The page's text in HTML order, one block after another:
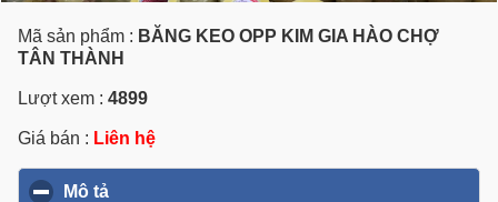
Mã sản phẩm : BĂNG KEO OPP KIM GIA HÀO CHỢ
TÂN THÀNH
Lượt xem : 4899
Giá bán : Liên hệ
Mô tả